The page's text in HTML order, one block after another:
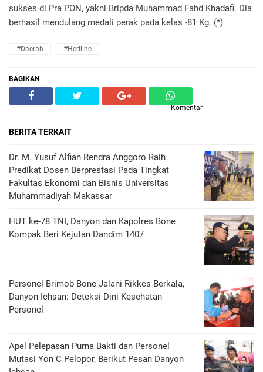
sukses di Pra PON, yakni Bripda Muhammad Fahd Khadafi. Dia
berhasil mendulang medali perak pada kelas -81 Kg. (*)
#Daerah #Hedline
BAGIKAN
Komentar
BERITA TERKAIT
Dr. M. Yusuf Alfian Rendra Anggoro Raih
Predikat Dosen Berprestasi Pada Tingkat
Fakultas Ekonomi dan Bisnis Universitas
Muhammadiyah Makassar
HUT ke-78 TNI, Danyon dan Kapolres Bone
Kompak Beri Kejutan Dandim 1407
Personel Brimob Bone Jalani Rikkes Berkala,
Danyon Ichsan: Deteksi Dini Kesehatan
Personel
Apel Pelepasan Purna Bakti dan Personel
Mutasi Yon C Pelopor, Berikut Pesan Danyon